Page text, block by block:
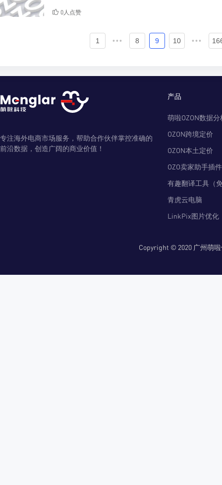
0人点赞
1 ••• 8 9 10 •••
专注海外电商市场服务，帮助合作伙伴掌控准确的
前沿数据，创造广阔的商业价值！
产品
萌啦OZON数据分
OZON跨境定价
OZON本土定价
OZO卖家助手插件
有趣翻译工具（
青虎云电脑
LinkPix图片优化
Copyright © 2020 广州萌